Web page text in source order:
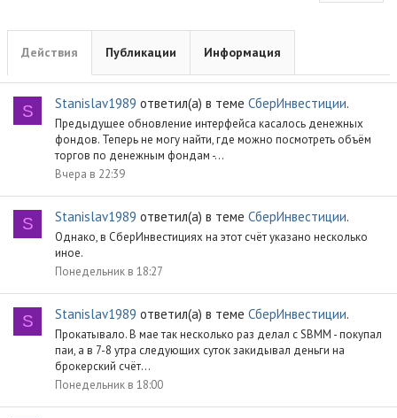
Действия Публикации Информация
S Stanislav1989 ответил(а) в теме СберИнвестиции.
Предыдущее обновление интерфейса касалось денежных
фондов. Теперь не могу найти, где можно посмотреть объём
торгов по денежным фондам -...
Вчера в 22:39
S Stanislav1989 ответил(а) в теме СберИнвестиции.
Однако, в СберИнвестициях на этот счёт указано несколько
иное.
Понедельник в 18:27
S Stanislav1989 ответил(а) в теме СберИнвестиции.
Прокатывало. В мае так несколько раз делал с SBMM - покупал
паи, а в 7-8 утра следующих суток закидывал деньги на
брокерский счёт...
Понедельник в 18:00